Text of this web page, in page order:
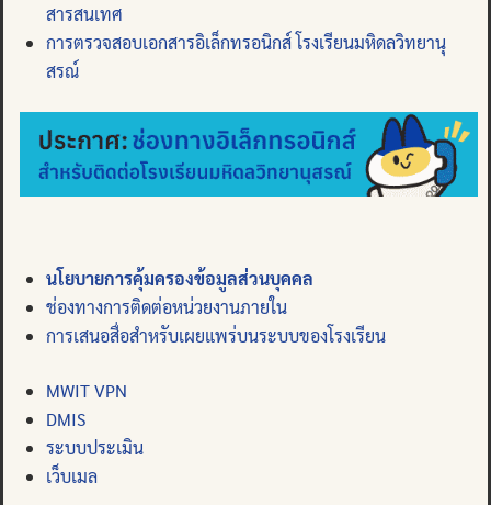
สารสนเทศ
การตรวจสอบเอกสารอิเล็กทรอนิกส์ โรงเรียนมหิดลวิทยานุ
สรณ์
นโยบายการคุ้มครองข้อมูลส่วนบุคคล
ช่องทางการติดต่อหน่วยงานภายใน
การเสนอสื่อสำหรับเผยแพร่บนระบบของโรงเรียน
MWIT VPN
DMIS
ระบบประเมิน
เว็บเมล